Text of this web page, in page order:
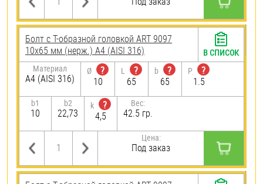
Болт с Т-образной головкой ART 9097
10х65 мм (нерж.) A4 (AISI 316)
Материал
A4 (AISI 316)
Ø
?
10
L
?
65
b
?
65
P
?
1.5
b1
10
b2
22,73
k
?
4,5
Вес:
42.5 гр.
Цена:
Под заказ
В СПИСОК